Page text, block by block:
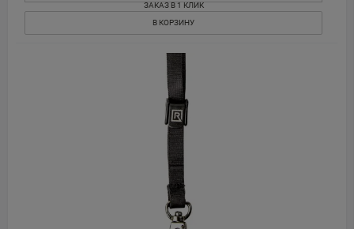
ЗАКАЗ В 1 КЛИК
В КОРЗИНУ